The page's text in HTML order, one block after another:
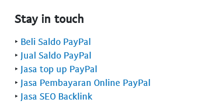
Stay in touch
‣ Beli Saldo PayPal
‣ Jual Saldo PayPal
‣ Jasa top up PayPal
‣ Jasa Pembayaran Online PayPal
‣ Jasa SEO Backlink